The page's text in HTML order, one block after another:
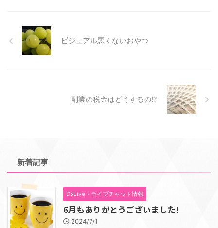
ビジュアル悪くないおやつ
副業の税金はどうするの!?
新着記事
DxLive・ライブチャット情報
6月もありがとうございました!
2024/7/1